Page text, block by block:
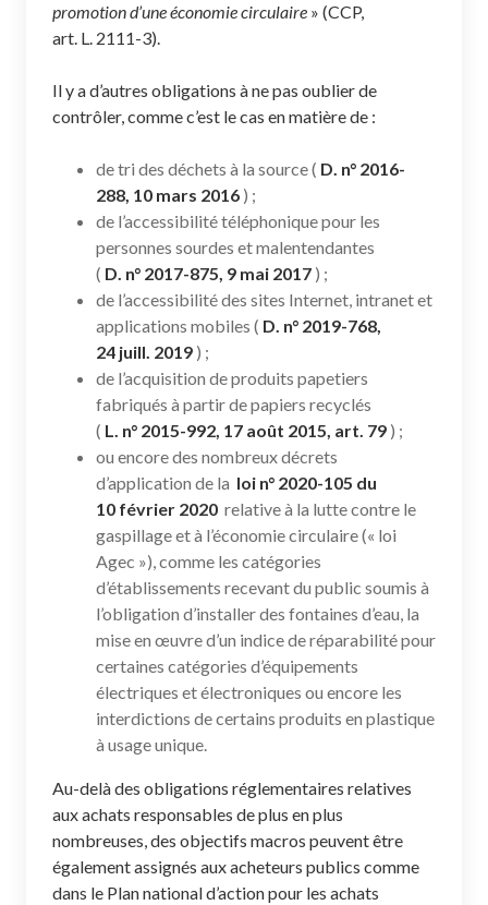
promotion d’une économie circulaire » (CCP,
art. L. 2111-3).
Il y a d’autres obligations à ne pas oublier de
contrôler, comme c’est le cas en matière de :
de tri des déchets à la source ( D. n° 2016-
288, 10 mars 2016 ) ;
de l’accessibilité téléphonique pour les
personnes sourdes et malentendantes
( D. n° 2017-875, 9 mai 2017 ) ;
de l’accessibilité des sites Internet, intranet et
applications mobiles ( D. n° 2019-768,
24 juill. 2019 ) ;
de l’acquisition de produits papetiers
fabriqués à partir de papiers recyclés
( L. n° 2015-992, 17 août 2015, art. 79 ) ;
ou encore des nombreux décrets
d’application de la loi n° 2020-105 du
10 février 2020 relative à la lutte contre le
gaspillage et à l’économie circulaire (« loi
Agec »), comme les catégories
d’établissements recevant du public soumis à
l’obligation d’installer des fontaines d’eau, la
mise en œuvre d’un indice de réparabilité pour
certaines catégories d’équipements
électriques et électroniques ou encore les
interdictions de certains produits en plastique
à usage unique.
Au-delà des obligations réglementaires relatives
aux achats responsables de plus en plus
nombreuses, des objectifs macros peuvent être
également assignés aux acheteurs publics comme
dans le Plan national d’action pour les achats